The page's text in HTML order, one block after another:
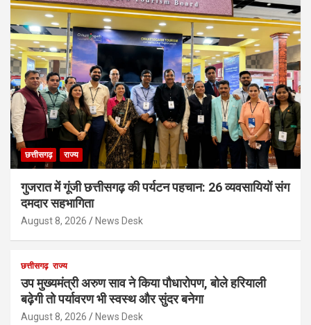
छत्तीसगढ़ राज्य
गुजरात में गूंजी छत्तीसगढ़ की पर्यटन पहचान: 26 व्यवसायियों संग
दमदार सहभागिता
August 8, 2026 News Desk
छत्तीसगढ़ राज्य
उप मुख्यमंत्री अरुण साव ने किया पौधारोपण, बोले हरियाली
बढ़ेगी तो पर्यावरण भी स्वस्थ और सुंदर बनेगा
August 8, 2026 News Desk